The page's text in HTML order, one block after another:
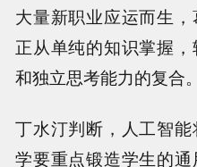
大量新职业应运而生
正从单纯的知识掌握
和独立思考能力的复合。
丁水汀判断，人工智
学要重点锻造学生的